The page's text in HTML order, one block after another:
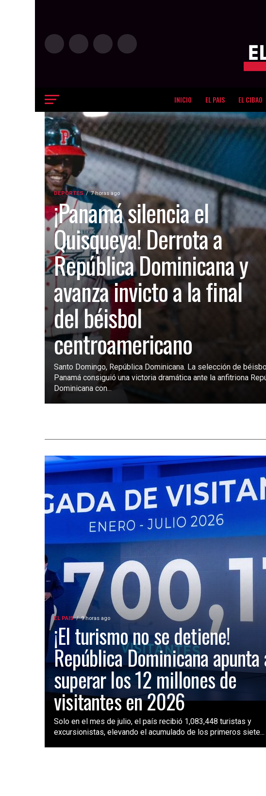
INICIO EL PAIS EL CIBAO
DEPORTES 7 horas ago
¡Panamá silencia el
Quisqueya! Derrota a
República Dominicana y
avanza invicto a la final
del béisbol
centroamericano
Santo Domingo, República Dominicana. La selección de
Panamá consiguió una victoria dramática ante la anfitriona
Dominicana con...
EL PAIS 9 horas ago
¡El turismo no se detiene!
República Dominicana apunta
superar los 12 millones de
visitantes en 2026
Solo en el mes de julio, el país recibió 1,083,448 turistas y
excursionistas, elevando el acumulado de los primeros siete...